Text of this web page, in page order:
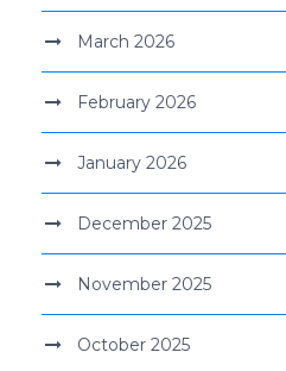
March 2026
February 2026
January 2026
December 2025
November 2025
October 2025